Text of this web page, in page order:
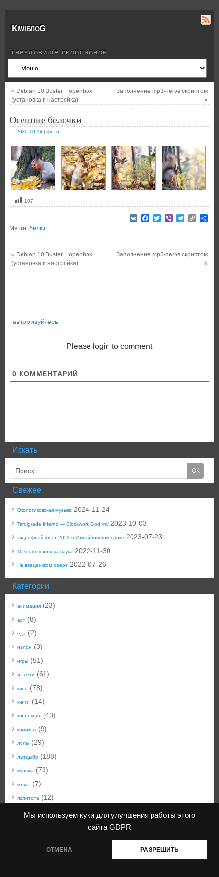
Мы используем куки для улучшения работы этого
сайта GDPR
ОТМЕНА РАЗРЕШИТЬ
КiwiблоG
гнездовище скорпионов
« Debian 10 Buster + openbox
(установка и настройка)
Заполнение mp3-тегов скриптом
»
Осенние белочки
2020-10-14 | фото
107
VK Facebook
TwitterViberTelegram
Copy
Метки: белки.
« Debian 10 Buster + openbox
(установка и настройка)
Заполнение mp3-тегов скриптом
»
авторизуйтесь
Please login to comment
0 КОММЕНТАРИЙ
Искать
Свежее
Окологиковская музыка 2024-11-24
Tardigrade Inferno — Clockwork God \m/ 2023-10-03
Гидрофлай фест 2023 в Измайловском парке 2023-07-23
Muscum человека-паука 2022-11-30
На введенском озере 2022-07-26
Категории
анимация (23)
арт (8)
еда (2)
иалон (3)
игры (51)
из сети (61)
кино (78)
книги (14)
коллекция (43)
комиксы (9)
лолы (29)
лытдыбр (188)
музыка (73)
отчет (7)
политота (12)
техноблог